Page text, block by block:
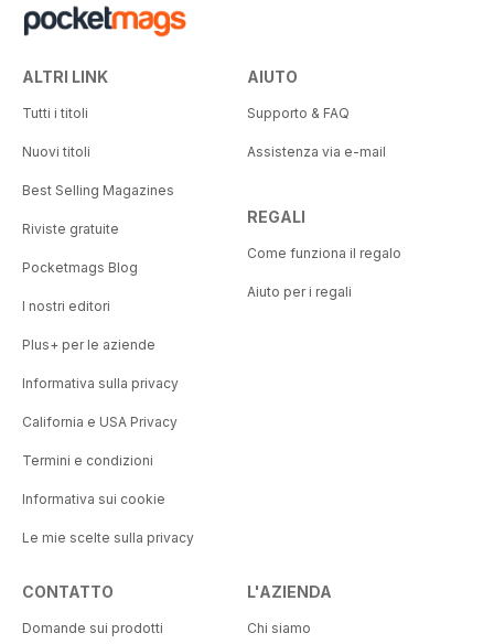
ALTRI LINK
Tutti i titoli
Nuovi titoli
Best Selling Magazines
Riviste gratuite
Pocketmags Blog
I nostri editori
Plus+ per le aziende
Informativa sulla privacy
California e USA Privacy
Termini e condizioni
Informativa sui cookie
Le mie scelte sulla privacy
AIUTO
Supporto & FAQ
Assistenza via e-mail
REGALI
Come funziona il regalo
Aiuto per i regali
CONTATTO
Domande sui prodotti
L'AZIENDA
Chi siamo